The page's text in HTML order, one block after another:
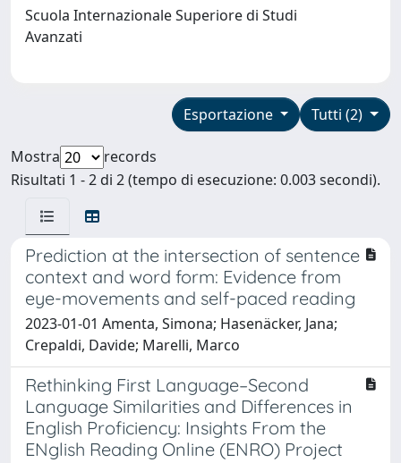
Scuola Internazionale Superiore di Studi
Avanzati
Tutti (2)
Esportazione
Mostra
records
Risultati 1 - 2 di 2 (tempo di esecuzione: 0.003 secondi).
Prediction at the intersection of sentence
context and word form: Evidence from
eye-movements and self-paced reading
2023-01-01 Amenta, Simona; Hasenäcker, Jana;
Crepaldi, Davide; Marelli, Marco
Rethinking First Language–Second
Language Similarities and Differences in
English Proficiency: Insights From the
ENglish Reading Online (ENRO) Project